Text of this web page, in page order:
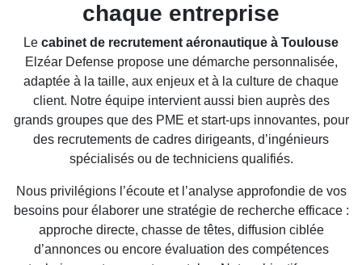
chaque entreprise
Le cabinet de recrutement aéronautique à Toulouse
Elzéar Defense propose une démarche personnalisée,
adaptée à la taille, aux enjeux et à la culture de chaque
client. Notre équipe intervient aussi bien auprès des
grands groupes que des PME et start-ups innovantes, pour
des recrutements de cadres dirigeants, d’ingénieurs
spécialisés ou de techniciens qualifiés.
Nous privilégions l’écoute et l’analyse approfondie de vos
besoins pour élaborer une stratégie de recherche efficace :
approche directe, chasse de têtes, diffusion ciblée
d’annonces ou encore évaluation des compétences